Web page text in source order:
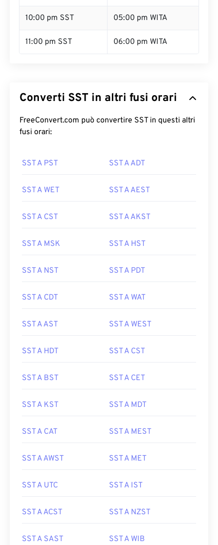
10:00 pm SST 05:00 pm WITA
11:00 pm SST 06:00 pm WITA
Converti SST in altri fusi orari
FreeConvert.com può convertire SST in questi altri
fusi orari:
SST A PST SST A ADT
SST A WET SST A AEST
SST A CST SST A AKST
SST A MSK SST A HST
SST A NST SST A PDT
SST A CDT SST A WAT
SST A AST SST A WEST
SST A HDT SST A CST
SST A BST SST A CET
SST A KST SST A MDT
SST A CAT SST A MEST
SST A AWST SST A MET
SST A UTC SST A IST
SST A ACST SST A NZST
SST A SAST SST A WIB